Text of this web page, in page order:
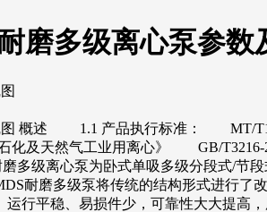
磨多级离心泵参数
线图 概述 1.1 产品执行标准：
化及天然气工业用离心》 GB/
级离心泵为卧式单吸多级分段式/节
耐磨多级泵将传统的结构形式进行
运行平稳、易损件少，可靠性大大